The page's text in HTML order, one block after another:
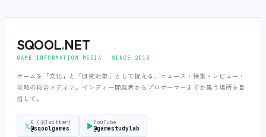
SQOOL.NET
GAME INFORMATION MEDIA ‧ SINCE 2013
ゲームを「文化」と「研究対象」として捉える、ニュース・特集・レビュー・
攻略の総合メディア。インディー開発者からプロゲーマーまでが集う場所を目
指して。
𝕏X (旧Twitter)
@sqoolgames ▶YouTube
@gamestudylab